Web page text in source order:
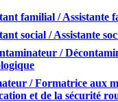
familial / Assistante
social / Assistante
/
/ Formatrice aux
et de la sécurité